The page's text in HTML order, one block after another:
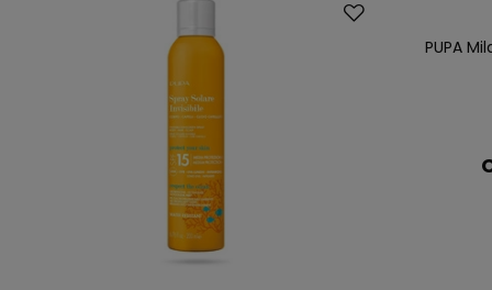
PUPA